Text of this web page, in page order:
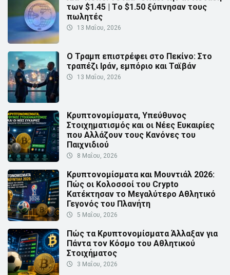
των $1.45 | Τo $1.50 ξύπνησαν τους
πωλητές
13 Μαΐου, 2026
Ο Τραμπ επιστρέφει στο Πεκίνο: Στο
τραπέζι Ιράν, εμπόριο και Ταϊβάν
13 Μαΐου, 2026
Κρυπτονομίσματα, Υπεύθυνος
Στοιχηματισμός και οι Νέες Ευκαιρίες
που Αλλάζουν τους Κανόνες του
Παιχνιδιού
8 Μαΐου, 2026
Κρυπτονομίσματα και Μουντιάλ 2026:
Πώς οι Κολοσσοί του Crypto
Κατέκτησαν το Μεγαλύτερο Αθλητικό
Γεγονός του Πλανήτη
5 Μαΐου, 2026
Πώς τα Κρυπτονομίσματα Άλλαξαν για
Πάντα τον Κόσμο του Αθλητικού
Στοιχήματος
3 Μαΐου, 2026